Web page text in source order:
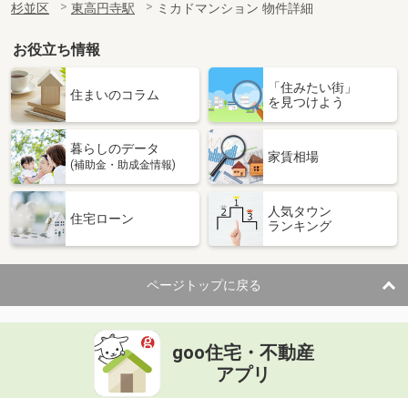
杉並区
東高円寺駅 ミカドマンション 物件詳細
お役立ち情報
住まいのコラム
「住みたい街」
を見つけよう
暮らしのデータ
(補助金・助成金情報)
家賃相場
住宅ローン
人気タウン
ランキング
ページトップに戻る
goo住宅・不動産
アプリ